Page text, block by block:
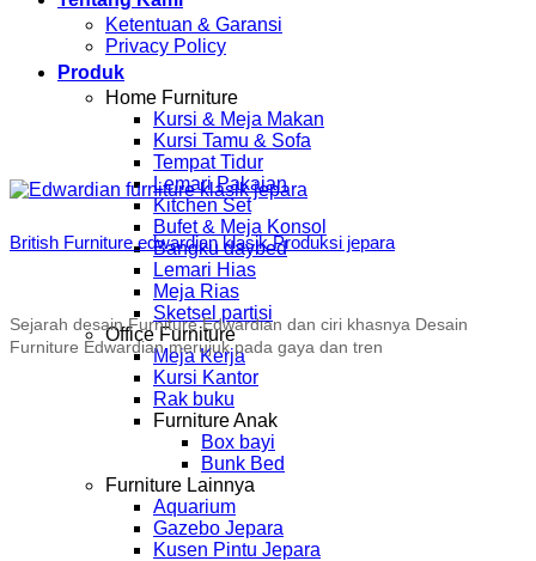
Ketentuan & Garansi
Privacy Policy
Produk
Home Furniture
Kursi & Meja Makan
Kursi Tamu & Sofa
Tempat Tidur
Lemari Pakaian
Kitchen Set
Bufet & Meja Konsol
Bangku daybed
Lemari Hias
Meja Rias
Sketsel partisi
Office Furniture
Meja Kerja
Kursi Kantor
Rak buku
Furniture Anak
Box bayi
Bunk Bed
Furniture Lainnya
Aquarium
Gazebo Jepara
Kusen Pintu Jepara
British Furniture edwardian klasik Produksi jepara
Sejarah desain Furniture Edwardian dan ciri khasnya Desain
Furniture Edwardian merujuk pada gaya dan tren